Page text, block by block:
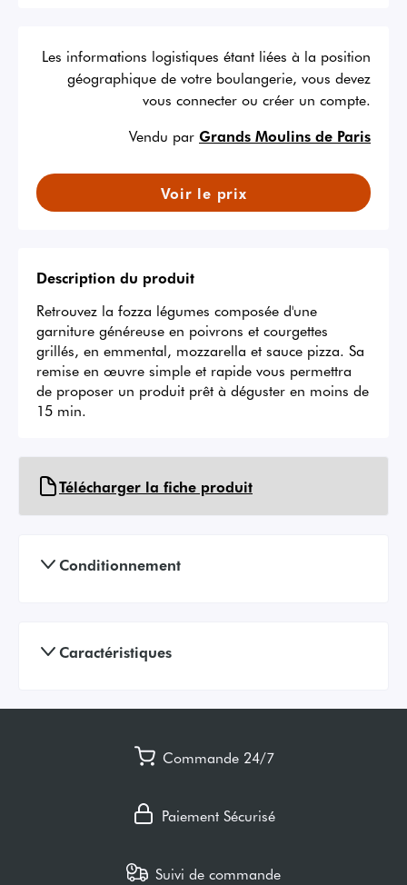
Les informations logistiques étant liées à la position
géographique de votre boulangerie, vous devez
vous connecter ou créer un compte.
Vendu par Grands Moulins de Paris
Voir le prix
Description du produit
Retrouvez la fozza légumes composée d'une
garniture généreuse en poivrons et courgettes
grillés, en emmental, mozzarella et sauce pizza. Sa
remise en œuvre simple et rapide vous permettra
de proposer un produit prêt à déguster en moins de
15 min.
Télécharger la fiche produit
Conditionnement
Caractéristiques
Commande 24/7
Paiement Sécurisé
Suivi de commande